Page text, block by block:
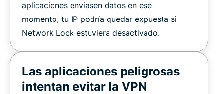
aplicaciones enviasen datos en ese
momento, tu IP podría quedar expuesta si
Network Lock estuviera desactivado.
Las aplicaciones peligrosas
intentan evitar la VPN